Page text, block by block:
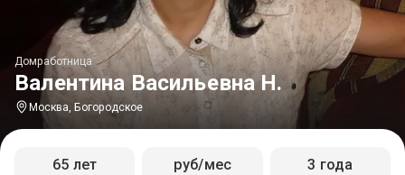
Валентина Васильевна Н.
Домработница
Москва, Богородское
65 лет руб/мес 3 года